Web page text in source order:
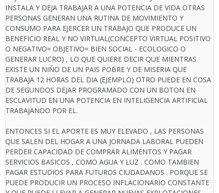
INSTALA Y DEJA TRABAJAR A UNA POTENCIA DE VIDA OTRAS
PERSONAS GENERAN UNA RUTINA DE MOVIMIENTO Y
CONSUMO PARA EJERCER UN TRABAJO QUE PRODUCE UN
BENEFICIO REAL Y NO VIRTUAL(CONCEPTO VIRTUAL POSITIVO
O NEGATIVO= OBJETIVO= BIEN SOCIAL - ECOLOGICO O
GENERAR LUCRO) , LO QUE QUIERE DECIR QUE MIENTRAS
EXISTE UN NIÑO DE UN PAIS POBRE Y DE MISERIA QUE
TRABAJA 12 HORAS DEL DIA (EJEMPLO) OTRO PUEDE EN COSA
DE SEGUNDOS DEJAR PROGRAMADO CON UN BOTON EN
ESCLAVITUD EN UNA POTENCIA EN INTELIGENCIA ARTIFICIAL
TRABAJANDO POR EL.
ENTONCES SI EL APORTE ES MUY ELEVADO , LAS PERSONAS
QUE SALEN DEL HOGAR A UNA JORNADA LABORAL PUEDEN
PERDER CAPACIDAD DE COMPRAR ALIMENTOS Y PAGAR
SERVICIOS BASICOS , COMO AGUA Y LUZ . COMO TAMBIEN
PAGAR ESTUDIOS PARA FUTUROS CIUDADANOS . PORQUE SE
PUEDE PRODUCIR UN PROCESO INFLACIONARIO CONSTANTE